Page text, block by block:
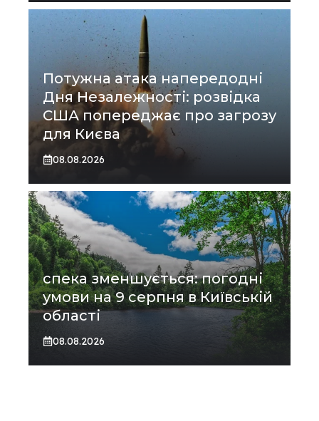
Потужна атака напередодні
Дня Незалежності: розвідка
США попереджає про загрозу
для Києва
08.08.2026
спека зменшується: погодні
умови на 9 серпня в Київській
області
08.08.2026